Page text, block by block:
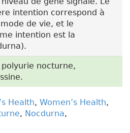
intention correspond à
de vie, et le
intention est la
nocturne,
Health, Women’s Health,
, Nocdurna,